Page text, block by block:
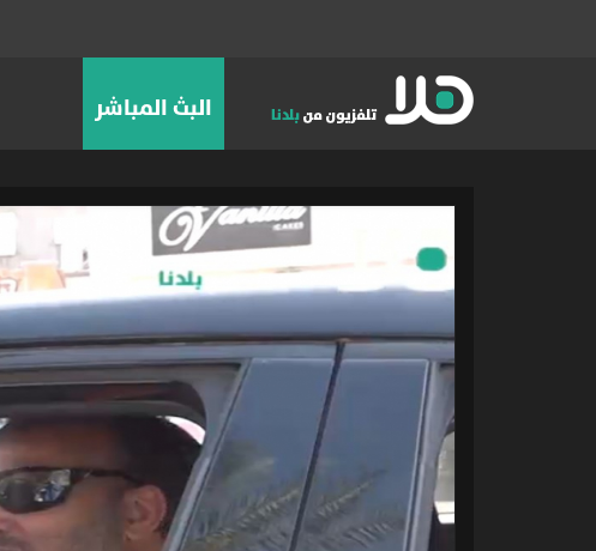
البث المباشر